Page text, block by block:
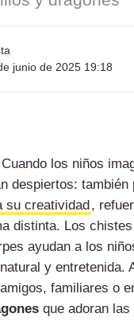
junio de 2025 19:18
los niños
despiertos:
su creatividad ,
distinta. Los
ayudan a los
y entretenida.
familiares o
que adoran